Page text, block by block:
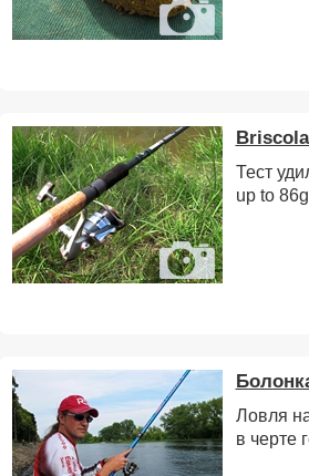
Тест
up to
Ловля
в черте